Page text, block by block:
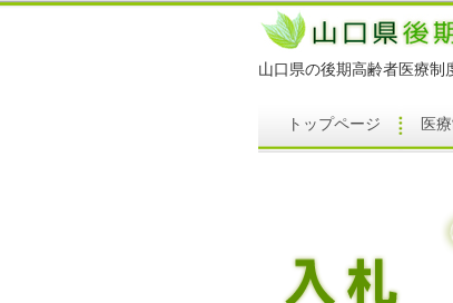
山口県の後期高齢者医療制
トップページ 医